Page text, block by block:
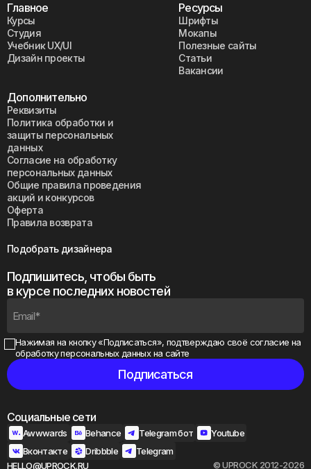
Главное
Курсы
Студия
Учебник UX/UI
Дизайн проекты
Ресурсы
Шрифты
Мокапы
Полезные сайты
Статьи
Вакансии
Дополнительно
Реквизиты
Политика обработки и
защиты персональных
данных
Согласие на обработку
персональных данных
Общие правила проведения
акций и конкурсов
Оферта
Правила возврата
Социальные сети
Awwwards Behance Telegram бот
Youtube
Вконтакте
Dribbble
Telegram
HELLO@UPROCK.RU
© UPROCK 2012-2026
Подпишитесь, чтобы быть
в курсе последних новостей
Нажимая на кнопку «Подписаться», подтверждаю своё согласие на
обработку персональных данных на сайте
Подобрать дизайнера